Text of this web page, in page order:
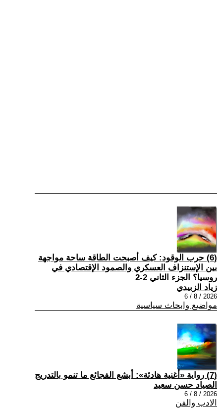
(6) حرب الوقود: كيف أصبحت الطاقة ساحة مواجهة
بين الإستنزاف العسكري والصمود الإقتصادي في
روسيا؟ الجزء الثاني 2-2
زياد الزبيدي
2026 / 8 / 6
مواضيع وابحاث سياسية
(7) رواية «أغنية هادئة»: أبشع الفجائع ما تنمو بالتدريج
الصياد حسن سعيد
2026 / 8 / 6
الادب والفن